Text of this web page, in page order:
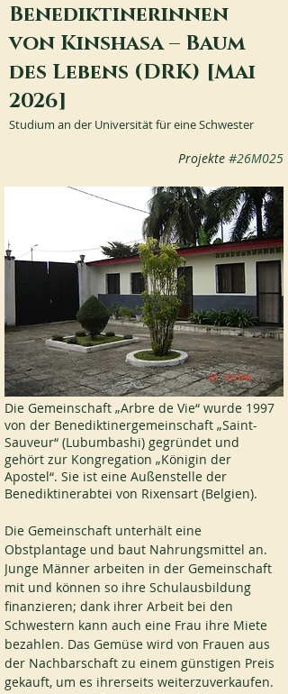
Benediktinerinnen
von Kinshasa – Baum
des Lebens (DRK) [Mai
2026]
Studium an der Universität für eine Schwester
Projekte #26M025
Die Gemeinschaft „Arbre de Vie“ wurde 1997
von der Benediktinergemeinschaft „Saint-
Sauveur“ (Lubumbashi) gegründet und
gehört zur Kongregation „Königin der
Apostel“. Sie ist eine Außenstelle der
Benediktinerabtei von Rixensart (Belgien).
Die Gemeinschaft unterhält eine
Obstplantage und baut Nahrungsmittel an.
Junge Männer arbeiten in der Gemeinschaft
mit und können so ihre Schulausbildung
finanzieren; dank ihrer Arbeit bei den
Schwestern kann auch eine Frau ihre Miete
bezahlen. Das Gemüse wird von Frauen aus
der Nachbarschaft zu einem günstigen Preis
gekauft, um es ihrerseits weiterzuverkaufen.